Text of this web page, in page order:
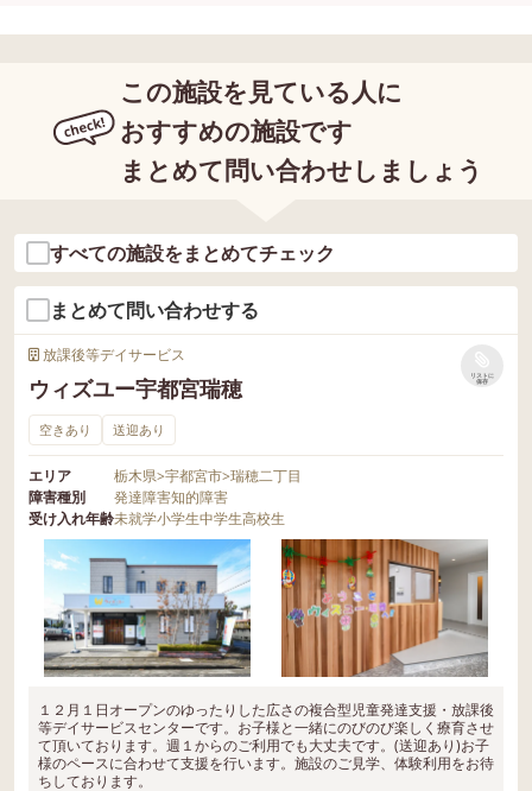
この施設を見ている人に
おすすめの施設です
まとめて問い合わせしましょう
すべての施設をまとめてチェック
まとめて問い合わせする
放課後等デイサービス
ウィズユー宇都宮瑞穂
リストに
保存
空きあり 送迎あり
エリア 栃木県>宇都宮市>瑞穂二丁目
障害種別
発達障害知的障害
受け入れ年齢未就学小学生中学生高校生
１２月１日オープンのゆったりした広さの複合型児童発達支援・放課後
等デイサービスセンターです。お子様と一緒にのびのび楽しく療育させ
て頂いております。週１からのご利用でも大丈夫です。(送迎あり)お子
様のペースに合わせて支援を行います。施設のご見学、体験利用をお待
ちしております。